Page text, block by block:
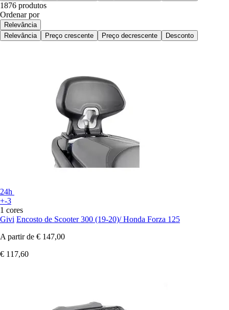
1876 produtos
Ordenar por
Relevância
Relevância
Preço crescente Preço decrescente Desconto
24h
+-3
1 cores
Givi Encosto de Scooter 300 (19-20)/ Honda Forza 125
A partir de € 147,00
€ 117,60